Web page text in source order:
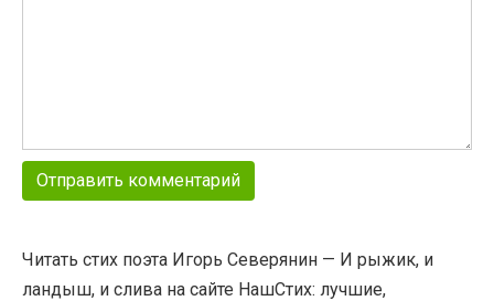
Читать стих поэта Игорь Северянин — И рыжик, и
ландыш, и слива на сайте НашСтих: лучшие,